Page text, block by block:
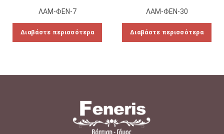
ΛΑΜ-ΦΕΝ-7
Διαβάστε περισσότερα
ΛΑΜ-ΦΕΝ-30
Διαβάστε περισσότερα